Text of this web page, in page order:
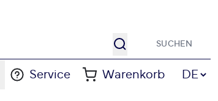
Suche
Service Warenkorb Sprache
DE